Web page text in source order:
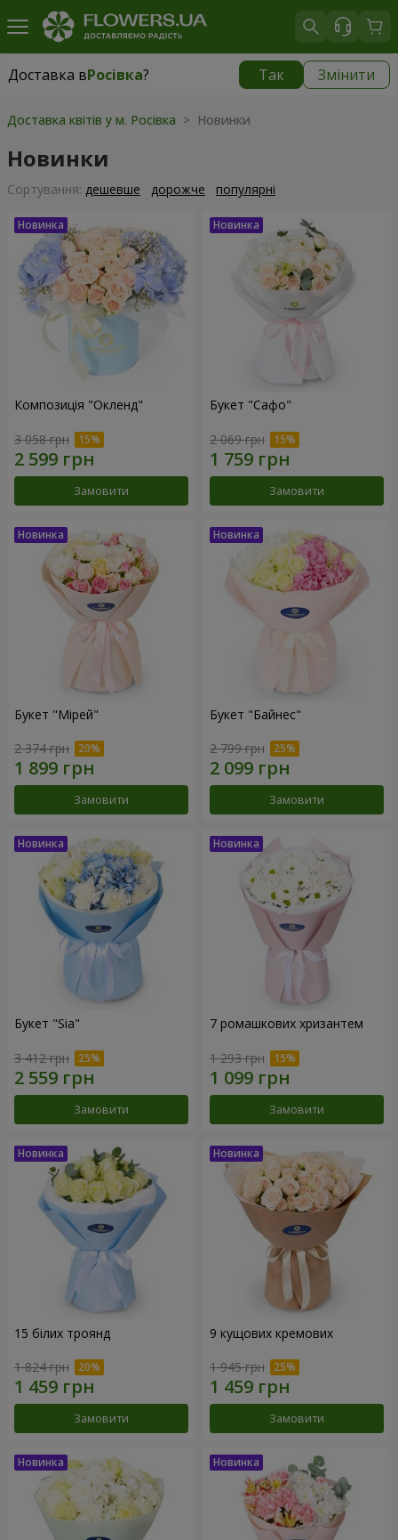
Доставка вРосівка? Так Змінити
Доставка вРосівка|
Доставка квітів у м. Росівка > Новинки
Новинки
Сортування: дешевше дорожче популярні
Композиція "Окленд"
3 058 грн
Замовити
Букет "Сафо"
2 069 грн
Замовити
Букет "Мірей"
2 374 грн
Замовити
Букет "Байнес"
2 799 грн
Замовити
Букет "Sia"
3 412 грн
Замовити
7 ромашкових хризантем
1 293 грн
Замовити
15 білих троянд
1 824 грн
Замовити
9 кущових кремових
1 945 грн
Замовити